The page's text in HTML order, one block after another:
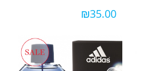
₪35.00